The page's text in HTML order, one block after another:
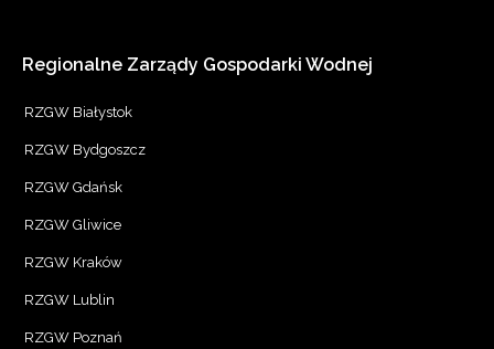
Regionalne Zarządy Gospodarki Wodnej
RZGW Białystok
RZGW Bydgoszcz
RZGW Gdańsk
RZGW Gliwice
RZGW Kraków
RZGW Lublin
RZGW Poznań